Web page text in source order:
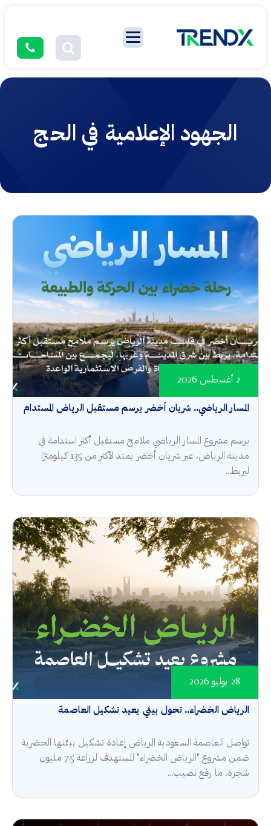
الجهود الإعلامية في الحج
المسار الرياضي.. شريان أخضر يرسم مستقبل الرياض المستدام
2 أغسطس 2026
يرسم مشروع المسار الرياضي ملامح مستقبل أكثر استدامة في
مدينة الرياض، عبر شريان أخضر يمتد لأكثر من 135 كيلومترًا
ليربط...
الرياض الخضراء.. تحول بيئي يعيد تشكيل العاصمة
28 يوليو 2026
تواصل العاصمة السعودية الرياض إعادة تشكيل بيئتها الحضرية
ضمن مشروع "الرياض الخضراء" المستهدف لزراعة 7.5 مليون
شجرة، ما رفع نصيب...